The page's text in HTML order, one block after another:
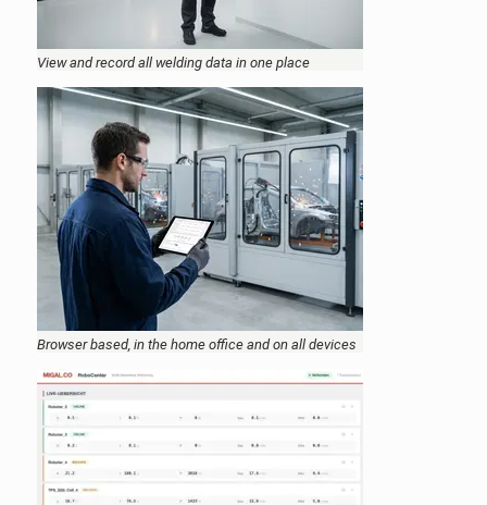
View and record all welding data in one place
Browser based, in the home office and on all devices